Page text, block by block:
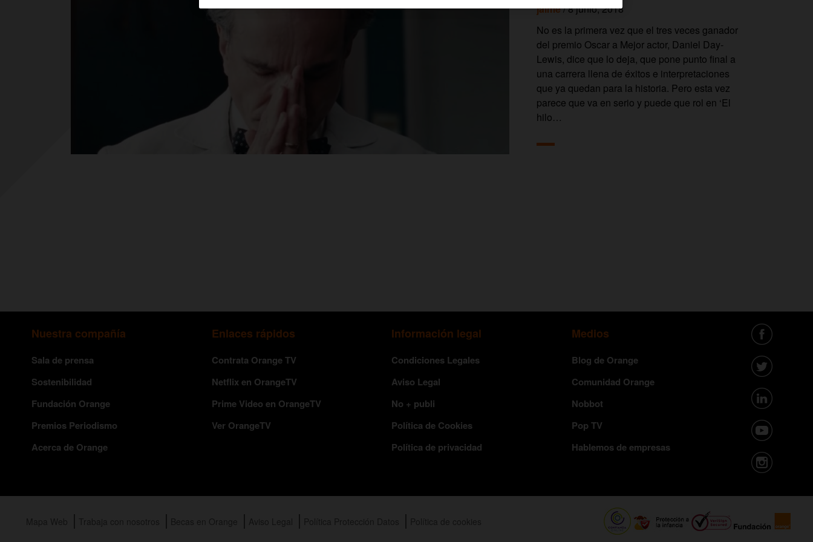
jaime/ 8 junio, 2018
No es la primera vez que el tres veces ganador
del premio Oscar a Mejor actor, Daniel Day-
Lewis, dice que lo deja, que pone punto final a
una carrera llena de éxitos e interpretaciones
que ya quedan para la historia. Pero esta vez
parece que va en serio y puede que rol en ‘El
hilo…
Nuestra compañía
Sala de prensa
Sostenibilidad
Fundación Orange
Premios Periodismo
Acerca de Orange
Enlaces rápidos
Contrata Orange TV
Netflix en OrangeTV
Prime Video en OrangeTV
Ver OrangeTV
Información legal
Condiciones Legales
Aviso Legal
No + publi
Política de Cookies
Política de privacidad
Medios
Blog de Orange
Comunidad Orange
Nobbot
Pop TV
Hablemos de empresas